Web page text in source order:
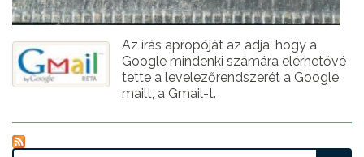
Az írás apropóját az adja, hogy a
Google mindenki számára elérhetővé
tette a levelezőrendszerét a Google
mailt, a Gmail-t.